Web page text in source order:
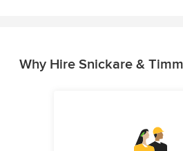
Why Hire Snickare &